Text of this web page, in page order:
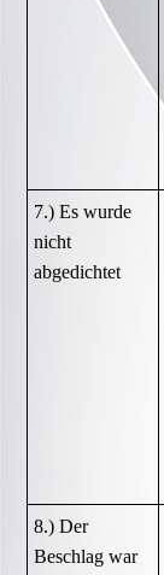
7.) Es wurde
nicht
abgedichtet
8.) Der
Beschlag war